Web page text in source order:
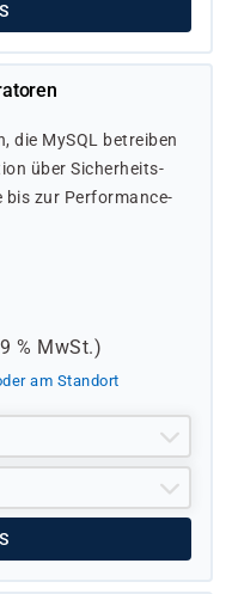
die MySQL betreiben
über Sicherheits-
zur Performance-
% MwSt.)
am Standort